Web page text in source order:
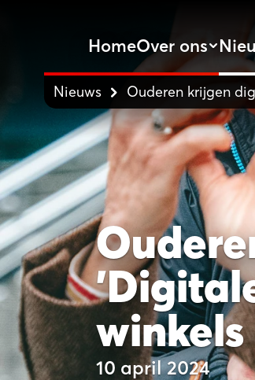
HomeOver ons
Nieuws Ouderen krijgen
winkels
10 april 2024